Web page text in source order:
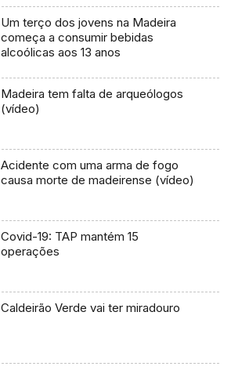
Um terço dos jovens na Madeira
começa a consumir bebidas
alcoólicas aos 13 anos
Madeira tem falta de arqueólogos
(vídeo)
Acidente com uma arma de fogo
causa morte de madeirense (vídeo)
Covid-19: TAP mantém 15
operações
Caldeirão Verde vai ter miradouro